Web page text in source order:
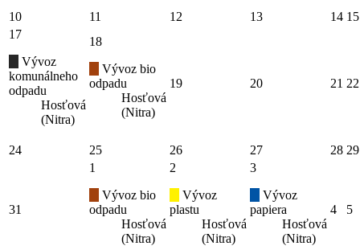
10 11 12 13 14 15
17
Vývoz
komunálneho
odpadu
Hosťová
(Nitra)
18
Vývoz bio
odpadu
Hosťová
(Nitra)
19 20 21 22
24 25 26 27 28 29
31
1
Vývoz bio
odpadu
Hosťová
(Nitra)
2
Vývoz
plastu
Hosťová
(Nitra)
3
Vývoz
papiera
Hosťová
(Nitra)
4 5